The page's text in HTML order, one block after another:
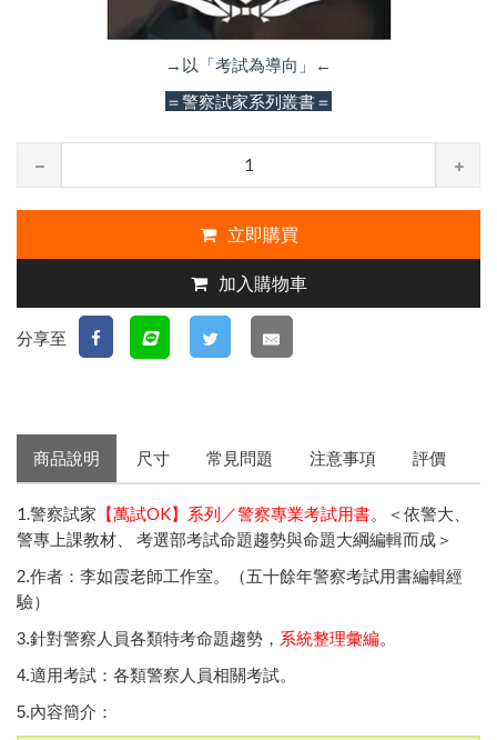
→以「考試為導向」←
＝警察試家系列叢書＝
立即購買
加入購物車
分享至
商品說明 尺寸 常見問題 注意事項 評價
1.警察試家 【萬試OK】系列／警察專業考試用書。＜依警大、
警專上課教材、 考選部考試命題趨勢與命題大綱編輯而成＞
2.作者：李如霞老師工作室。（五十餘年警察考試用書編輯經
驗）
3.針對警察人員各類特考命題趨勢， 系統整理彙編。
4.適用考試：各類警察人員相關考試。
5.內容簡介：